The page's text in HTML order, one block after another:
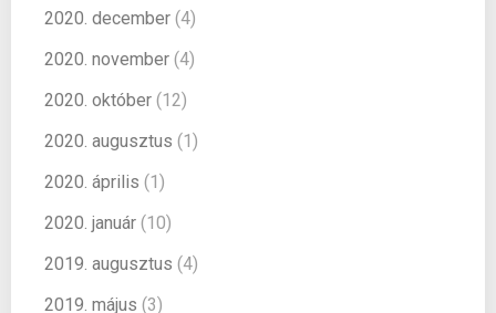
2020. december (4)
2020. november (4)
2020. október (12)
2020. augusztus (1)
2020. április (1)
2020. január (10)
2019. augusztus (4)
2019. május (3)